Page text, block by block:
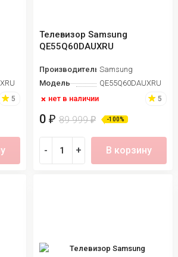
5
Телевизор Samsung
QE55Q60DAUXRU
Производитель Samsung
Модель
QE55Q60DAUXRU
нет в наличии
5
0 ₽ 89 999₽ -100%
- + В корзину